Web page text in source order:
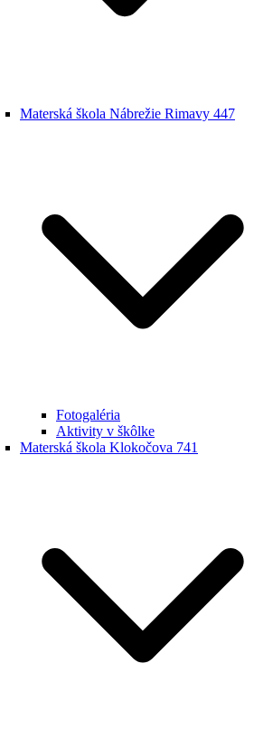
Materská škola Nábrežie Rimavy 447
Fotogaléria
Aktivity v škôlke
Materská škola Klokočova 741